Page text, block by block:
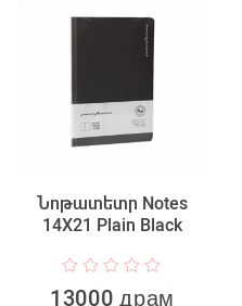
Նոթատետր Notes
14X21 Plain Black
13000 драм